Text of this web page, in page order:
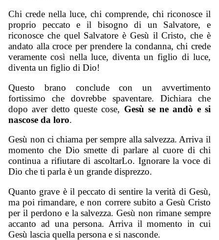
Chi crede nella luce, chi comprende, chi riconosce il
proprio peccato e il bisogno di un Salvatore, e
riconosce che quel Salvatore è Gesù il Cristo, che è
andato alla croce per prendere la condanna, chi crede
veramente così nella luce, diventa un figlio di luce,
diventa un figlio di Dio!
Questo brano conclude con un avvertimento
fortissimo che dovrebbe spaventare. Dichiara che
dopo aver detto queste cose, Gesù se ne andò e si
nascose da loro.
Gesù non ci chiama per sempre alla salvezza. Arriva il
momento che Dio smette di parlare al cuore di chi
continua a rifiutare di ascoltarLo. Ignorare la voce di
Dio che ti parla è un grande disprezzo.
Quanto grave è il peccato di sentire la verità di Gesù,
ma poi rimandare, e non correre subito a Gesù Cristo
per il perdono e la salvezza. Gesù non rimane sempre
accanto ad una persona. Arriva il momento in cui
Gesù lascia quella persona e si nasconde.